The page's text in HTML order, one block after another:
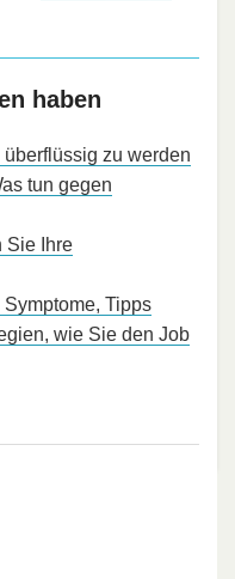
haben
überflüssig zu werden
tun gegen
Sie Ihre
Tipps
wie Sie den Job